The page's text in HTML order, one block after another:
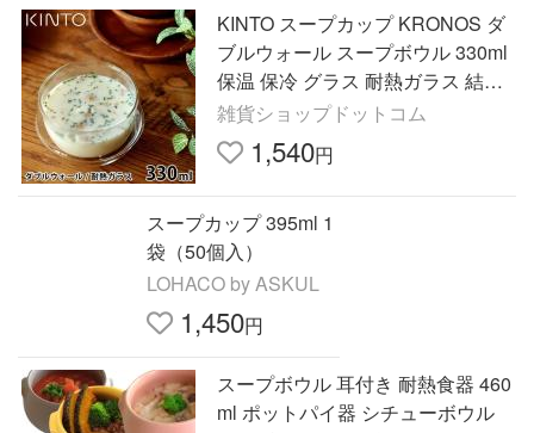
KINTO スープカップ KRONOS ダ
ブルウォール スープボウル 330ml
保温 保冷 グラス 耐熱ガラス 結露
防止 デザート ボウル おしゃれ キ
ントー クロノス 23110
雑貨ショップドットコム
1,540円
スープカップ 395ml 1
袋（50個入）
LOHACO by ASKUL
1,450円
スープボウル 耳付き 耐熱食器 460
ml ポットパイ器 シチューボウル